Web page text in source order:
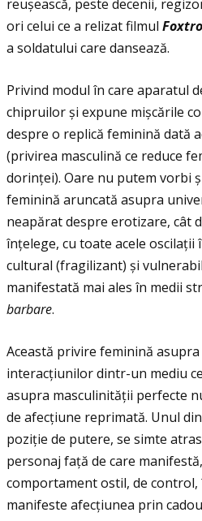
reușească, peste decenii,
ori celui ce a relizat filmul
a soldatului care dansează.
Privind modul în care aparatul
chipruilor și expune mișcările
despre o replică feminină dată
(privirea masculină ce reduce
dorinţei). Oare nu putem vorbi
feminină aruncată asupra
neapărat despre erotizare, cât
înţelege, cu toate acele oscilaţii
cultural (fragilizant) și
manifestată mai ales în medii
barbare.
Această privire feminină
interacţiunilor dintr-un mediu
asupra masculinităţii perfecte
de afecţiune reprimată. Unul
poziţie de putere, se simte
personaj faţă de care
comportament ostil, de control,
manifeste afecţiunea prin